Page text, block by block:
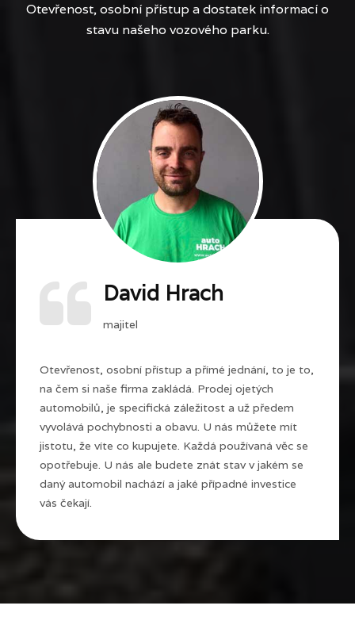
Otevřenost, osobní přístup a dostatek informací o
stavu našeho vozového parku.
David Hrach
majitel
Otevřenost, osobní přístup a přímé jednání, to je to,
na čem si naše firma zakládá. Prodej ojetých
automobilů, je specifická záležitost a už předem
vyvolává pochybnosti a obavu. U nás můžete mít
jistotu, že víte co kupujete. Každá používaná věc se
opotřebuje. U nás ale budete znát stav v jakém se
daný automobil nachází a jaké případné investice
vás čekají.